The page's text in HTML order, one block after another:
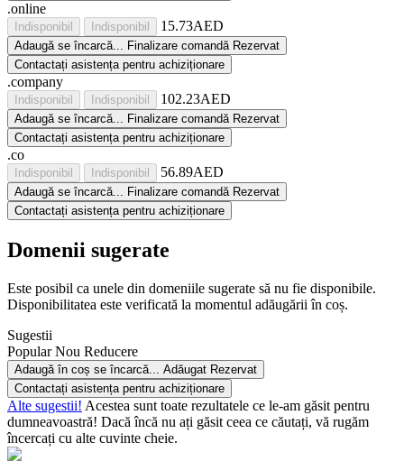
.online
Indisponibil Indisponibil 15.73AED
Adaugă se încarcă... Finalizare comandă Rezervat
Contactați asistența pentru achiziționare
.company
Indisponibil Indisponibil 102.23AED
Adaugă se încarcă... Finalizare comandă Rezervat
Contactați asistența pentru achiziționare
.co
Indisponibil Indisponibil 56.89AED
Adaugă se încarcă... Finalizare comandă Rezervat
Contactați asistența pentru achiziționare
Domenii sugerate
Este posibil ca unele din domeniile sugerate să nu fie disponibile.
Disponibilitatea este verificată la momentul adăugării în coș.
Sugestii
Popular Nou Reducere
Adaugă în coș se încarcă... Adăugat Rezervat
Contactați asistența pentru achiziționare
Alte sugestii! Acestea sunt toate rezultatele ce le-am găsit pentru
dumneavoastră! Dacă încă nu ați găsit ceea ce căutați, vă rugăm
încercați cu alte cuvinte cheie.